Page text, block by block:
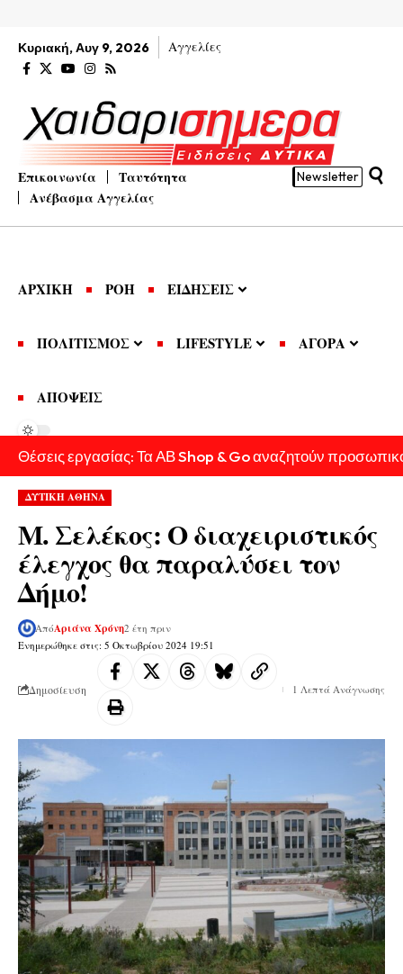
Κυριακή, Αυγ 9, 2026 Αγγελίες
Επικοινωνία
Ταυτότητα
Ανέβασμα Αγγελίας
Newsletter
ΑΡΧΙΚΗ ΡΟΗ ΕΙΔΗΣΕΙΣ
ΠΟΛΙΤΙΣΜΟΣ LIFESTYLE ΑΓΟΡΑ
ΑΠΟΨΕΙΣ
Θέσεις εργασίας: Τα ΑΒ Shop & Go αναζητούν
ΔΥΤΙΚΗ ΑΘΗΝΑ
Μ. Σελέκος: Ο διαχειριστικός
έλεγχος θα παραλύσει τον
Δήμο!
Ενημερώθηκε στις: 5 Οκτωβρίου 2024 19:51
ΑπόΑριάνα Χρόνη2 έτη πριν
Δημοσίευση 1 Λεπτά Ανάγνωσης